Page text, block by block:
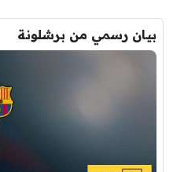
بيان رسمي من برشلونة